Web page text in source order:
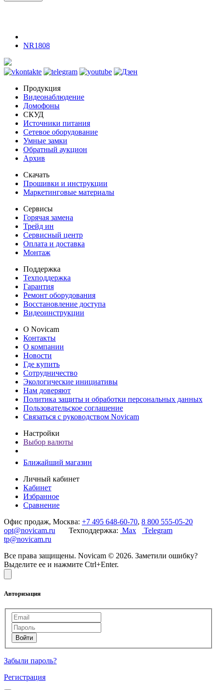
NR1808
Продукция
Видеонаблюдение
Домофоны
СКУД
Источники питания
Сетевое оборудование
Умные замки
Обратный аукцион
Архив
Скачать
Прошивки и инструкции
Маркетинговые материалы
Сервисы
Горячая замена
Трейд ин
Сервисный центр
Оплата и доставка
Монтаж
Поддержка
Техподдержка
Гарантия
Ремонт оборудования
Восстановление доступа
Видеоинструкции
О Novicam
Контакты
О компании
Новости
Где купить
Сотрудничество
Экологические инициативы
Нам доверяют
Политика защиты и обработки персональных данных
Пользовательское соглашение
Связаться с руководством Novicam
Настройки
Выбор валюты
Ближайший магазин
Личный кабинет
Кабинет
Избранное
Сравнение
Офис продаж, Москва: +7 495 648-60-70, 8 800 555-05-20
opt@novicam.ru Техподдержка: Max
Telegram
tp@novicam.ru
Все права защищены. Novicam © 2026. Заметили ошибку?
Выделите ее и нажмите Ctrl+Enter.
Авторизация
Забыли пароль?
Регистрация